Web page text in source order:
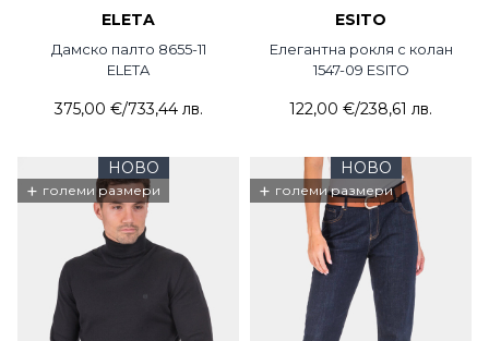
ELETA
Дамско палто 8655-11
ELETA
375,00 €/733,44 лв.
ESITO
Елегантна рокля с колан
1547-09 ESITO
122,00 €/238,61 лв.
НОВО
+ големи размери
НОВО
+ големи размери